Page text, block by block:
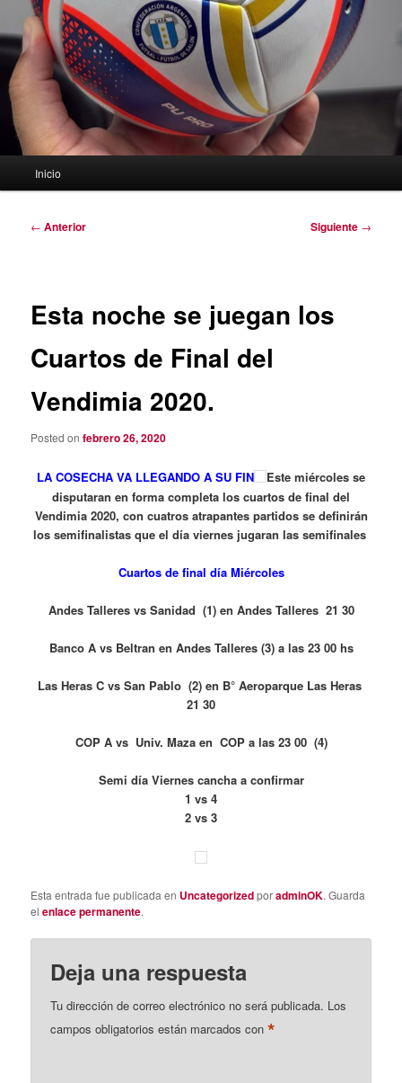
Inicio
Navegación
← Anterior Siguiente →
Esta noche se juegan los
Cuartos de Final del
Vendimia 2020.
Posted onfebrero 26, 2020
LA COSECHA VA LLEGANDO A SU FIN
Este miércoles se
disputaran en forma completa los cuartos de final del
Vendimia 2020, con cuatros atrapantes partidos se definirán
los semifinalistas que el día viernes jugaran las semifinales
Cuartos de final día Miércoles
Andes Talleres vs Sanidad (1) en Andes Talleres 21 30
Banco A vs Beltran en Andes Talleres (3) a las 23 00 hs
Las Heras C vs San Pablo (2) en B° Aeroparque Las Heras
21 30
COP A vs Univ. Maza en COP a las 23 00 (4)
Semi día Viernes cancha a confirmar
1 vs 4
2 vs 3
Esta entrada fue publicada en UncategorizedporadminOK. Guarda
elenlace permanente.
Deja una respuesta
Tu dirección de correo electrónico no será publicada. Los
campos obligatorios están marcados con*